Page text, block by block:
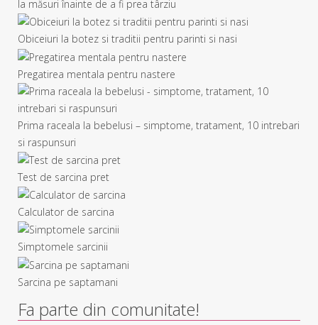
Ia măsuri înainte de a fi prea târziu
Obiceiuri la botez si traditii pentru parinti si nasi
Pregatirea mentala pentru nastere
Prima raceala la bebelusi – simptome, tratament, 10 intrebari
si raspunsuri
Test de sarcina pret
Calculator de sarcina
Simptomele sarcinii
Sarcina pe saptamani
Fa parte din comunitate!